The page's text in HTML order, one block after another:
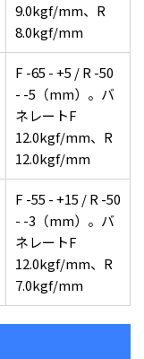
9.0kgf/mm、R
8.0kgf/mm
F -65 - +5 / R -50
- -5（mm）。バ
ネレートF
12.0kgf/mm、R
12.0kgf/mm
F -55 - +15 / R -50
- -3（mm）。バ
ネレートF
12.0kgf/mm、R
7.0kgf/mm